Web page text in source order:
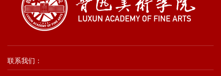
联系我们：